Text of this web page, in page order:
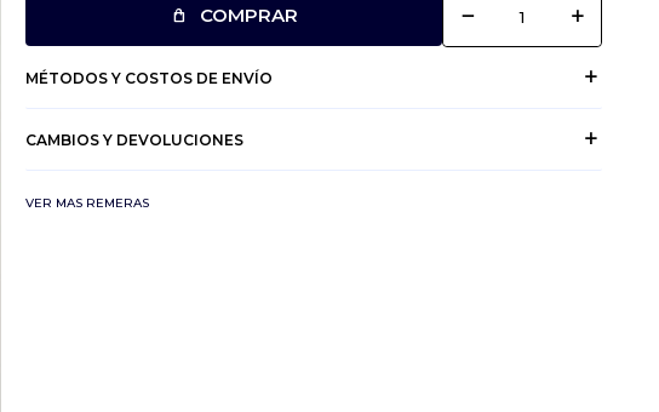
COMPRAR remove add
MÉTODOS Y COSTOS DE ENVÍO
CAMBIOS Y DEVOLUCIONES
VER MAS REMERAS